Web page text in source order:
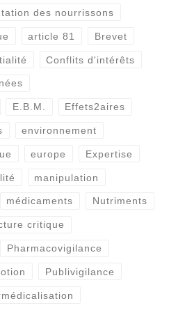
des nourrissons
article 81 Brevet
Conflits d'intérêts
E.B.M. Effets2aires
environnement
europe Expertise
manipulation
médicaments Nutriments
critique
Pharmacovigilance
Publivigilance